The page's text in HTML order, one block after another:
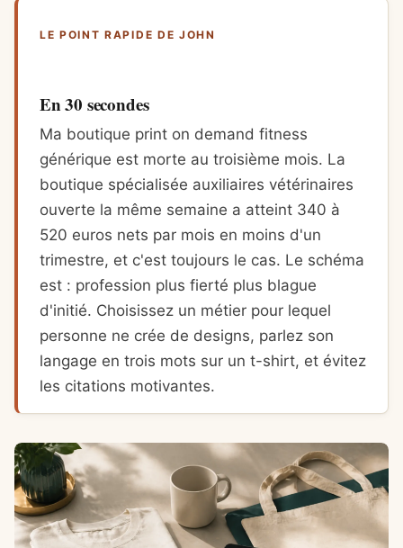
LE POINT RAPIDE DE JOHN
En 30 secondes
Ma boutique print on demand fitness
générique est morte au troisième mois. La
boutique spécialisée auxiliaires vétérinaires
ouverte la même semaine a atteint 340 à
520 euros nets par mois en moins d'un
trimestre, et c'est toujours le cas. Le schéma
est : profession plus fierté plus blague
d'initié. Choisissez un métier pour lequel
personne ne crée de designs, parlez son
langage en trois mots sur un t-shirt, et évitez
les citations motivantes.